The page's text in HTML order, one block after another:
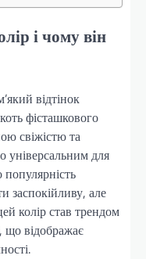
і чому він
відтінок
фісташкового
свіжістю та
для
заспокійливу, але
колір став трендом
що відображає